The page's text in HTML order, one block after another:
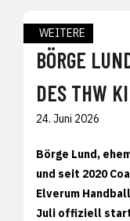
WEITERE
BÖRGE
DES THW
24. Juni 2026
Börge Lund,
und seit 2020
Elverum
Juli offiziell